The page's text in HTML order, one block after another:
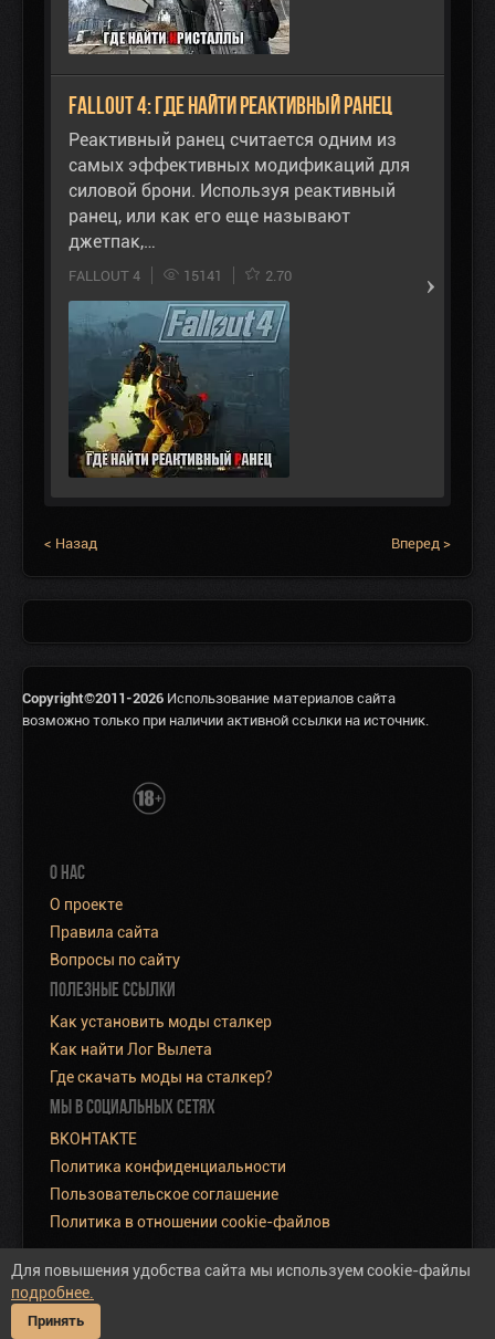
Fallout 4: где найти реактивный ранец
Реактивный ранец считается одним из
самых эффективных модификаций для
силовой брони. Используя реактивный
ранец, или как его еще называют
джетпак,…
FALLOUT 4 15141 2.70
< Назад Вперед >
Copyright©2011-2026 Использование материалов сайта
возможно только при наличии активной ссылки на источник.
О НАС
О проекте
Правила сайта
Вопросы по сайту
ПОЛЕЗНЫЕ ССЫЛКИ
Как установить моды сталкер
Как найти Лог Вылета
Где скачать моды на сталкер?
МЫ В СОЦИАЛЬНЫХ СЕТЯХ
ВКОНТАКТЕ
Политика конфиденциальности
Пользовательское соглашение
Политика в отношении cookie-файлов
Для повышения удобства сайта мы используем cookie-файлы
подробнее.
Принять